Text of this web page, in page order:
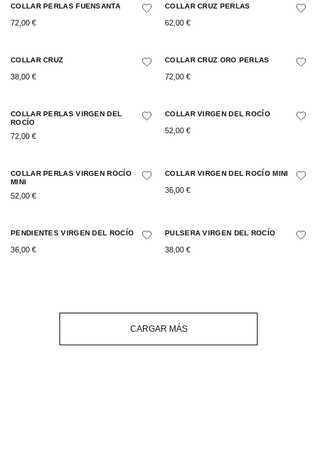
COLLAR PERLAS FUENSANTA
72,00 €
COLLAR CRUZ PERLAS
62,00 €
COLLAR CRUZ
38,00 €
COLLAR CRUZ ORO PERLAS
72,00 €
COLLAR PERLAS VIRGEN DEL
ROCÍO
72,00 €
COLLAR VIRGEN DEL ROCÍO
52,00 €
COLLAR PERLAS VIRGEN ROCÍO
MINI
52,00 €
COLLAR VIRGEN DEL ROCÍO MINI
36,00 €
PENDIENTES VIRGEN DEL ROCÍO
36,00 €
PULSERA VIRGEN DEL ROCÍO
38,00 €
CARGAR MÁS